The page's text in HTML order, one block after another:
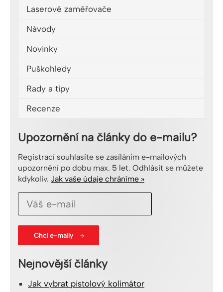
Laserové zaměřovače
Návody
Novinky
Puškohledy
Rady a tipy
Recenze
Upozornění na články do e-mailu?
Registrací souhlasíte se zasíláním e-mailových
upozornění po dobu max. 5 let. Odhlásit se můžete
kdykoliv. Jak vaše údaje chráníme »
Nejnovější články
Jak vybrat pistolový kolimátor